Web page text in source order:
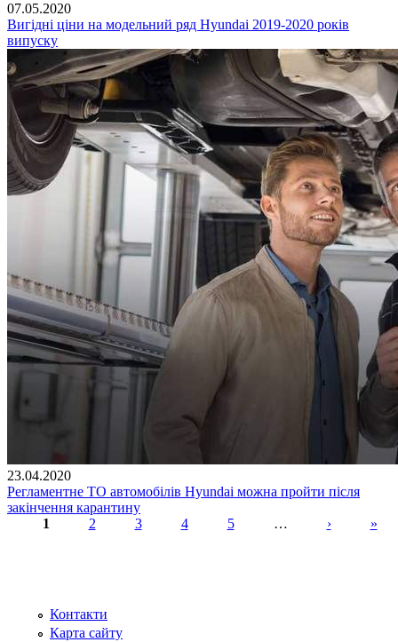
07.05.2020
Вигідні ціни на модельний ряд Hyundai 2019-2020 років
випуску
23.04.2020
Регламентне ТО автомобілів Hyundai можна пройти після
закінчення карантину
1 2 3 4 5 … › »
Контакти
Карта сайту